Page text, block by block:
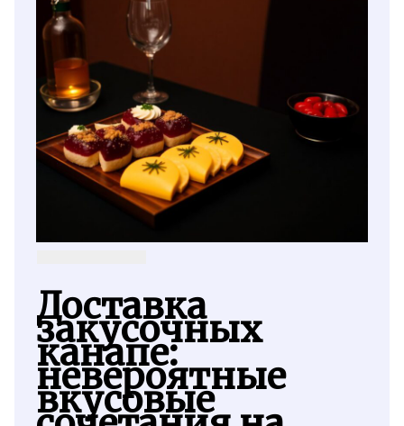
Доставка
закусочных
канапе:
невероятные
вкусовые